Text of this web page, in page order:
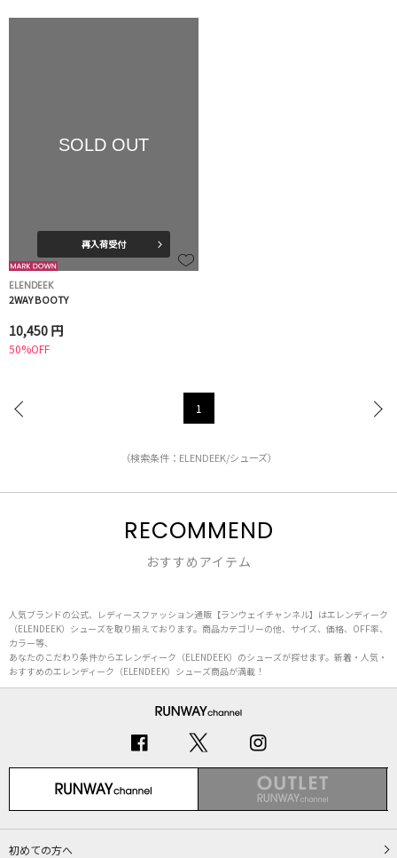
SOLD OUT
再入荷受付
ELENDEEK
2WAY BOOTY
10,450 円
50%OFF
1
（検索条件：ELENDEEK/シューズ）
RECOMMEND
おすすめアイテム
人気ブランドの公式、レディースファッション通販【ランウェイチャンネル】はエレンディーク
（ELENDEEK）シューズを取り揃えております。商品カテゴリーの他、サイズ、価格、OFF率、
カラー等、
あなたのこだわり条件からエレンディーク（ELENDEEK）のシューズが探せます。新着・人気・
おすすめのエレンディーク（ELENDEEK）シューズ商品が満載！
初めての方へ